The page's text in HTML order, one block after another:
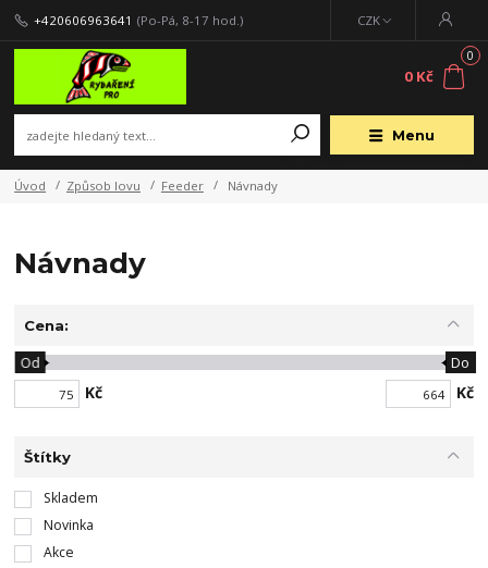
Menu
CZK
+420606963641 (Po-Pá, 8-17 hod.)
0
0 Kč
Úvod Způsob lovu Feeder Návnady
Návnady
Cena:
Kč
Od Do
Kč
Štítky
Skladem
Novinka
Akce